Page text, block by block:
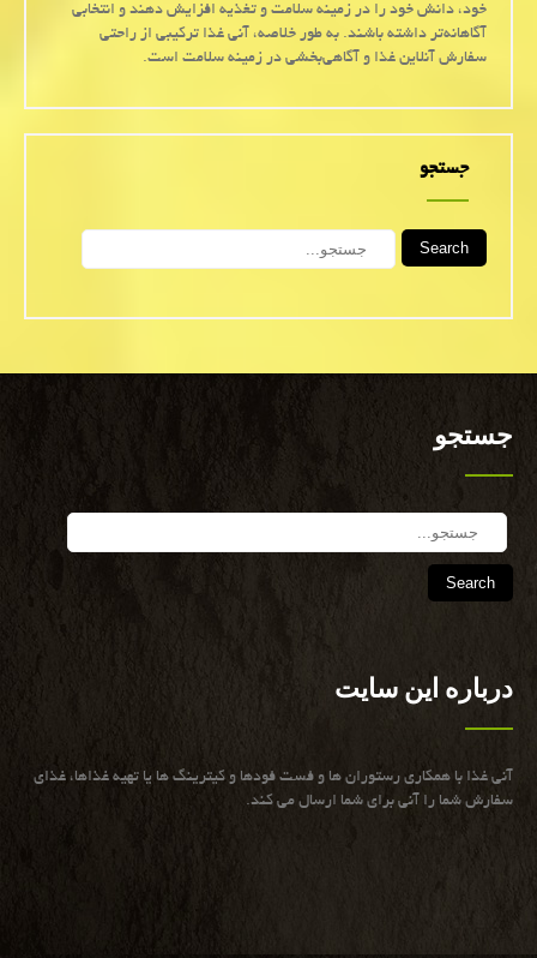
خود، دانش خود را در زمینه سلامت و تغذیه افزایش دهند و انتخابی
آگاهانه‌تر داشته باشند. به طور خلاصه، آنی غذا ترکیبی از راحتی
سفارش آنلاین غذا و آگاهی‌بخشی در زمینه سلامت است.
جستجو
Search
جستجو
درباره این سایت
آنی غذا با همكاری رستوران ها و فست فودها و كیترینگ ها یا تهیه غذاها، غذای
سفارش شما را آنی برای شما ارسال می كند.